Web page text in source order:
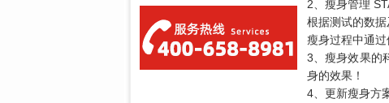
2、瘦身管理
根据测试的数据
瘦身过程中通过
3、瘦身效果的
身的效果！
4、更新瘦身方